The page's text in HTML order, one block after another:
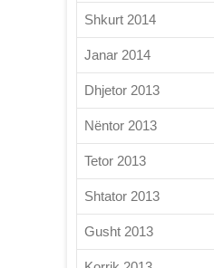
Shkurt 2014
Janar 2014
Dhjetor 2013
Nëntor 2013
Tetor 2013
Shtator 2013
Gusht 2013